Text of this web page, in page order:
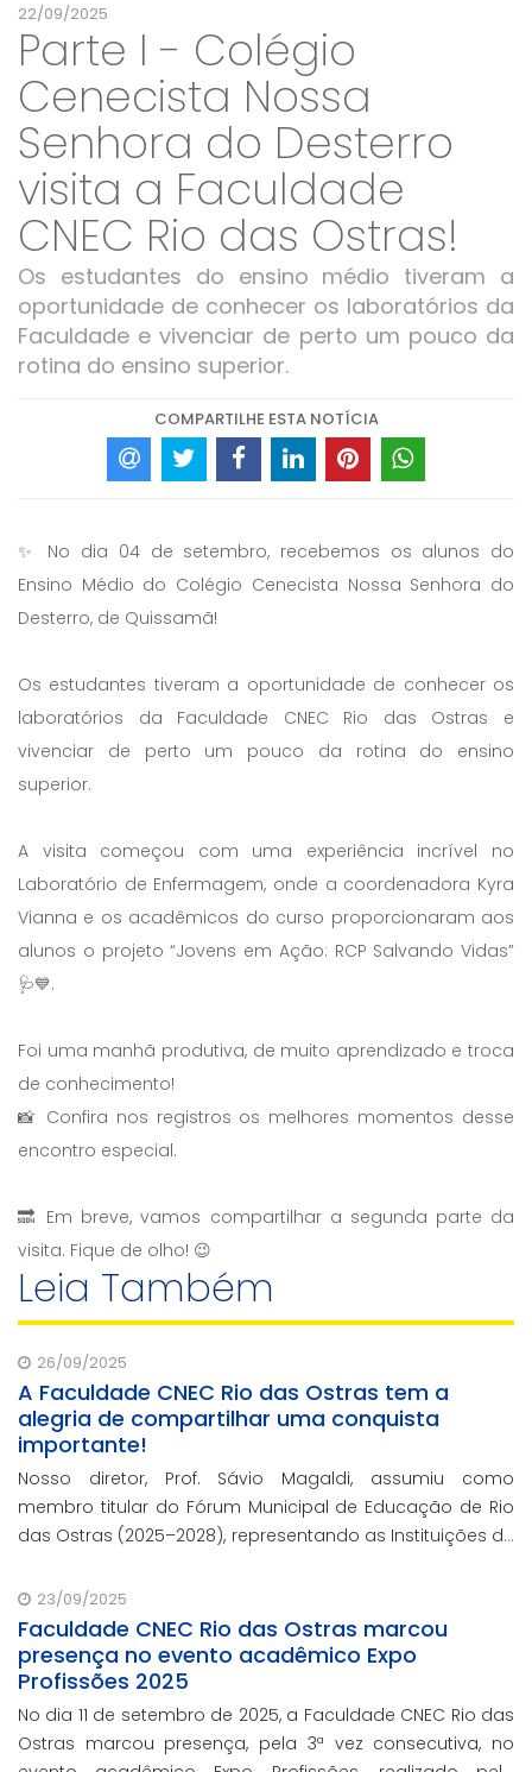
22/09/2025
Parte I - Colégio
Cenecista Nossa
Senhora do Desterro
visita a Faculdade
CNEC Rio das Ostras!
Os estudantes do ensino médio tiveram a
oportunidade de conhecer os laboratórios da
Faculdade e vivenciar de perto um pouco da
rotina do ensino superior.
COMPARTILHE ESTA NOTÍCIA
✨ No dia 04 de setembro, recebemos os alunos do
Ensino Médio do Colégio Cenecista Nossa Senhora do
Desterro, de Quissamã!
Os estudantes tiveram a oportunidade de conhecer os
laboratórios da Faculdade CNEC Rio das Ostras e
vivenciar de perto um pouco da rotina do ensino
superior.
A visita começou com uma experiência incrível no
Laboratório de Enfermagem, onde a coordenadora Kyra
Vianna e os acadêmicos do curso proporcionaram aos
alunos o projeto “Jovens em Ação: RCP Salvando Vidas”
🩺💙.
Foi uma manhã produtiva, de muito aprendizado e troca
de conhecimento!
📸 Confira nos registros os melhores momentos desse
encontro especial.
🔜 Em breve, vamos compartilhar a segunda parte da
visita. Fique de olho! 😉
Leia Também
26/09/2025
A Faculdade CNEC Rio das Ostras tem a
alegria de compartilhar uma conquista
importante!
Nosso diretor, Prof. Sávio Magaldi, assumiu como
membro titular do Fórum Municipal de Educação de Rio
das Ostras (2025–2028), representando as Instituições de
Aguiar Junior.
23/09/2025
Faculdade CNEC Rio das Ostras marcou
presença no evento acadêmico Expo
Profissões 2025
No dia 11 de setembro de 2025, a Faculdade CNEC Rio das
Ostras marcou presença, pela 3ª vez consecutiva, no